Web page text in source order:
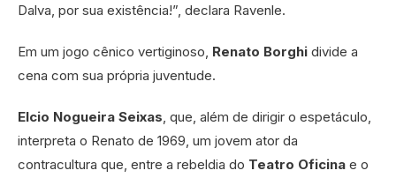
Dalva, por sua existência!”, declara Ravenle.
Em um jogo cênico vertiginoso, Renato Borghi divide a
cena com sua própria juventude.
Elcio Nogueira Seixas , que, além de dirigir o espetáculo,
interpreta o Renato de 1969, um jovem ator da
contracultura que, entre a rebeldia do Teatro Oficina e o